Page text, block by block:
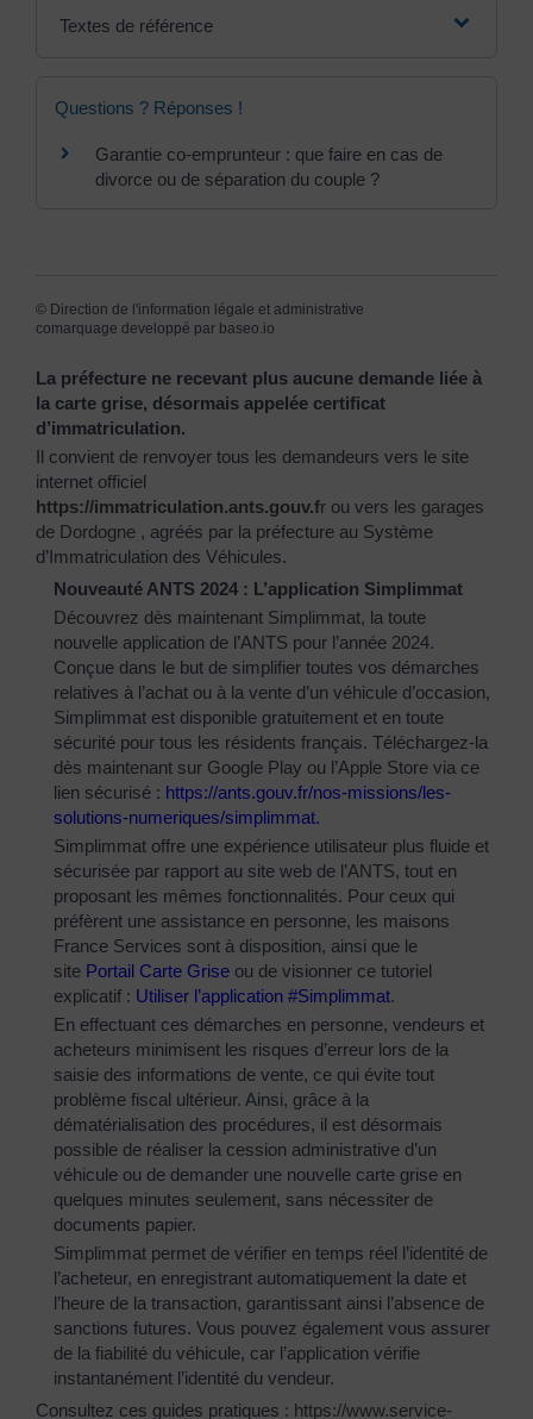
Textes de référence
Questions ? Réponses !
Garantie co-emprunteur : que faire en cas de
divorce ou de séparation du couple ?
© Direction de l'information légale et administrative
comarquage developpé par baseo.io
La préfecture ne recevant plus aucune demande liée à
la carte grise, désormais appelée certificat
d’immatriculation.
Il convient de renvoyer tous les demandeurs vers le site
internet officiel
https://immatriculation.ants.gouv.fr ou vers les garages
de Dordogne , agréés par la préfecture au Système
d’Immatriculation des Véhicules.
Nouveauté ANTS 2024 : L’application Simplimmat
Découvrez dès maintenant Simplimmat, la toute
nouvelle application de l’ANTS pour l’année 2024.
Conçue dans le but de simplifier toutes vos démarches
relatives à l’achat ou à la vente d’un véhicule d’occasion,
Simplimmat est disponible gratuitement et en toute
sécurité pour tous les résidents français. Téléchargez-la
dès maintenant sur Google Play ou l’Apple Store via ce
lien sécurisé : https://ants.gouv.fr/nos-missions/les-
solutions-numeriques/simplimmat.
Simplimmat offre une expérience utilisateur plus fluide et
sécurisée par rapport au site web de l’ANTS, tout en
proposant les mêmes fonctionnalités. Pour ceux qui
préfèrent une assistance en personne, les maisons
France Services sont à disposition, ainsi que le
site Portail Carte Grise ou de visionner ce tutoriel
explicatif : Utiliser l’application #Simplimmat.
En effectuant ces démarches en personne, vendeurs et
acheteurs minimisent les risques d’erreur lors de la
saisie des informations de vente, ce qui évite tout
problème fiscal ultérieur. Ainsi, grâce à la
dématérialisation des procédures, il est désormais
possible de réaliser la cession administrative d’un
véhicule ou de demander une nouvelle carte grise en
quelques minutes seulement, sans nécessiter de
documents papier.
Simplimmat permet de vérifier en temps réel l’identité de
l’acheteur, en enregistrant automatiquement la date et
l’heure de la transaction, garantissant ainsi l’absence de
sanctions futures. Vous pouvez également vous assurer
de la fiabilité du véhicule, car l’application vérifie
instantanément l’identité du vendeur.
Consultez ces guides pratiques : https://www.service-